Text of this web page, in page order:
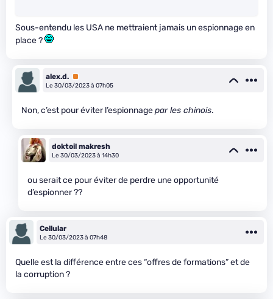
Sous-entendu les USA ne mettraient jamais un espionnage en
place ?
alex.d. Premium
Le 30/03/2023 à 07h05
Non, c’est pour éviter l’espionnagepar les chinois.
doktoil makresh
Le 30/03/2023 à 14h30
ou serait ce pour éviter de perdre une opportunité
d’espionner ??
Cellular
Le 30/03/2023 à 07h48
Quelle est la différence entre ces “offres de formations” et de
la corruption ?